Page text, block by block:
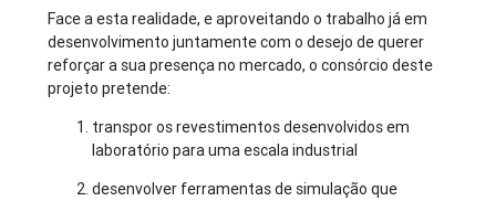
Face a esta realidade, e aproveitando o trabalho já em
desenvolvimento juntamente com o desejo de querer
reforçar a sua presença no mercado, o consórcio deste
projeto pretende:
transpor os revestimentos desenvolvidos em
laboratório para uma escala industrial
desenvolver ferramentas de simulação que